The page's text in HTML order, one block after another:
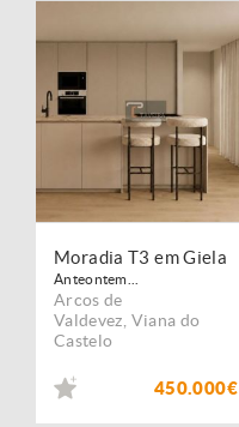
Moradia T3 em Giela
Anteontem...
Arcos de
Valdevez Viana do
Castelo
450.000€